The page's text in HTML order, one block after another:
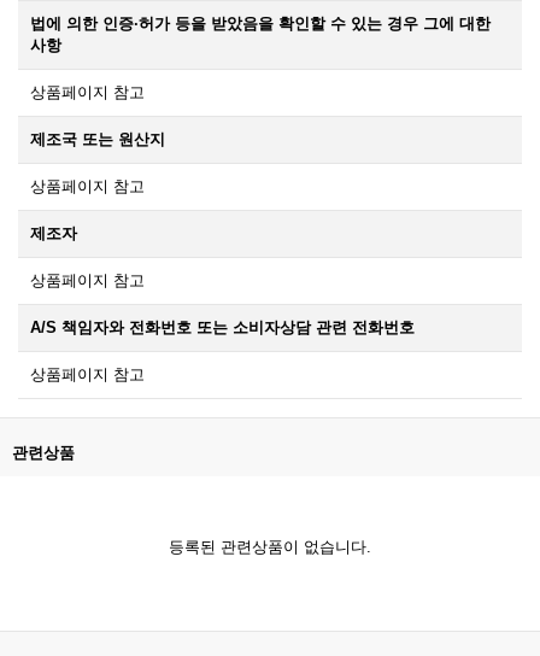
법에 의한 인증·허가 등을 받았음을 확인할 수 있는 경우 그에 대한
사항
상품페이지 참고
제조국 또는 원산지
상품페이지 참고
제조자
상품페이지 참고
A/S 책임자와 전화번호 또는 소비자상담 관련 전화번호
상품페이지 참고
관련상품
등록된 관련상품이 없습니다.